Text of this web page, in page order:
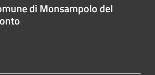
di Monsampolo del